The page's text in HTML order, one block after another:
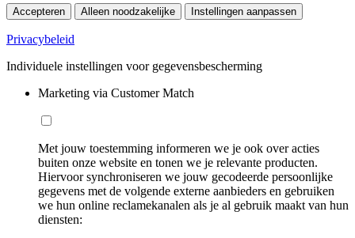
Accepteren Alleen noodzakelijke Instellingen aanpassen
Privacybeleid
Individuele instellingen voor gegevensbescherming
Marketing via Customer Match
Met jouw toestemming informeren we je ook over acties
buiten onze website en tonen we je relevante producten.
Hiervoor synchroniseren we jouw gecodeerde persoonlijke
gegevens met de volgende externe aanbieders en gebruiken
we hun online reclamekanalen als je al gebruik maakt van hun
diensten: